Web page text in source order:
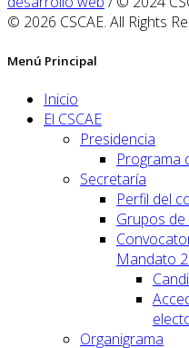
© 2026 CSCAE. All Rights
Menú Principal
Inicio
El CSCAE
Presidencia
Programa
Secretaría
Perfil del
Grupos
Mandato
Organigrama